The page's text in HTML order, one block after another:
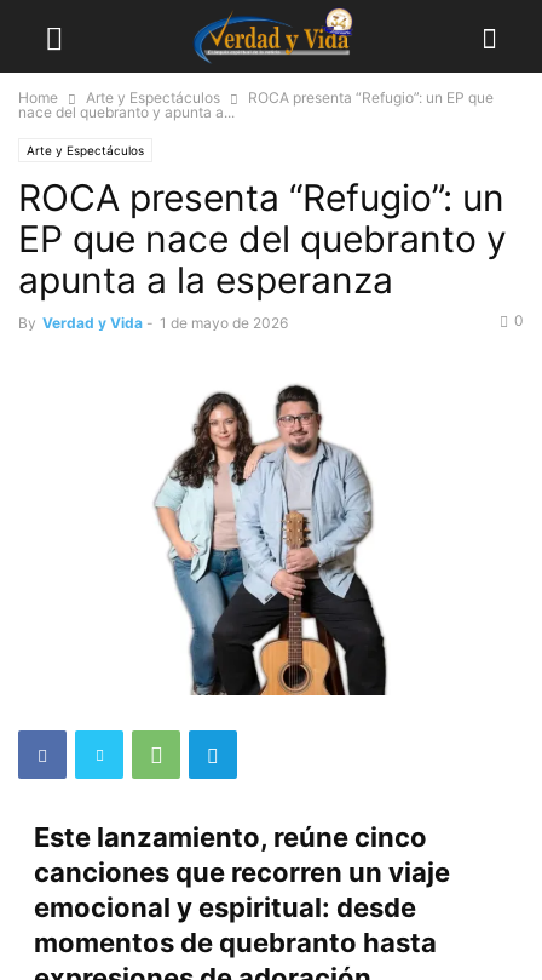
Home Arte y Espectáculos
ROCA presenta “Refugio”: un EP que
nace del quebranto y apunta a...
Arte y Espectáculos
ROCA presenta “Refugio”: un
EP que nace del quebranto y
apunta a la esperanza
By Verdad y Vida - 1 de mayo de 2026 0
Este lanzamiento, reúne cinco
canciones que recorren un viaje
emocional y espiritual: desde
momentos de quebranto hasta